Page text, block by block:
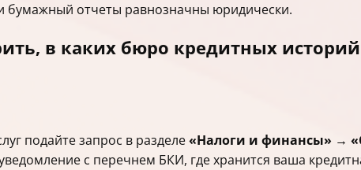
бумажный отчеты равнозначны юридически.
в каких бюро кредитных
подайте запрос в разделе«Налоги и финансы» →
с перечнем БКИ, где хранится ваша